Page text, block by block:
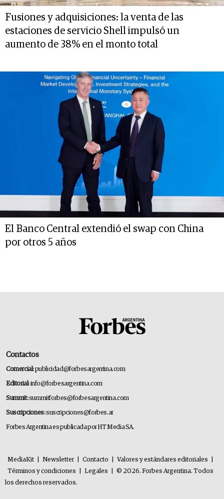
Fusiones y adquisiciones: la venta de las
estaciones de servicio Shell impulsó un
aumento de 38% en el monto total
El Banco Central extendió el swap con China
por otros 5 años
Contactos
Comercial:publicidad@forbesargentina.com
Editorial:info@forbesargentina.com
Summit:summitforbes@forbesargentina.com
Suscripciones:suscripciones@forbes.ar
Forbes Argentina es publicada por HT Media SA.
MediaKit Newsletter Contacto Valores y estándares editoriales
Términos y condiciones
Legales
© 2026. Forbes Argentina. Todos
los derechos reservados.